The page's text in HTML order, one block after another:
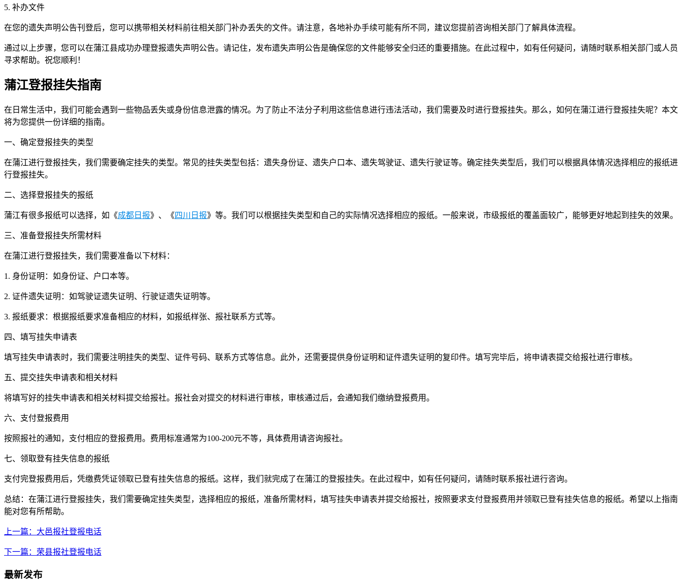
5. 补办文件
在您的遗失声明公告刊登后，您可以携带相关材料前往相关部门补办丢失的文件。请注意，各地补办手续可能有所不同，建议您提前咨询相关部门了解具体流程。
通过以上步骤，您可以在蒲江县成功办理登报遗失声明公告。请记住，发布遗失声明公告是确保您的文件能够安全归还的重要措施。在此过程中，如有任何疑问，请随时联系相关部门或人员
寻求帮助。祝您顺利！
蒲江登报挂失指南
在日常生活中，我们可能会遇到一些物品丢失或身份信息泄露的情况。为了防止不法分子利用这些信息进行违法活动，我们需要及时进行登报挂失。那么，如何在蒲江进行登报挂失呢？本文
将为您提供一份详细的指南。
一、确定登报挂失的类型
在蒲江进行登报挂失，我们需要确定挂失的类型。常见的挂失类型包括：遗失身份证、遗失户口本、遗失驾驶证、遗失行驶证等。确定挂失类型后，我们可以根据具体情况选择相应的报纸进
行登报挂失。
二、选择登报挂失的报纸
蒲江有很多报纸可以选择，如《成都日报》、《四川日报》等。我们可以根据挂失类型和自己的实际情况选择相应的报纸。一般来说，市级报纸的覆盖面较广，能够更好地起到挂失的效果。
三、准备登报挂失所需材料
在蒲江进行登报挂失，我们需要准备以下材料：
1. 身份证明：如身份证、户口本等。
2. 证件遗失证明：如驾驶证遗失证明、行驶证遗失证明等。
3. 报纸要求：根据报纸要求准备相应的材料，如报纸样张、报社联系方式等。
四、填写挂失申请表
填写挂失申请表时，我们需要注明挂失的类型、证件号码、联系方式等信息。此外，还需要提供身份证明和证件遗失证明的复印件。填写完毕后，将申请表提交给报社进行审核。
五、提交挂失申请表和相关材料
将填写好的挂失申请表和相关材料提交给报社。报社会对提交的材料进行审核，审核通过后，会通知我们缴纳登报费用。
六、支付登报费用
按照报社的通知，支付相应的登报费用。费用标准通常为100-200元不等，具体费用请咨询报社。
七、领取登有挂失信息的报纸
支付完登报费用后，凭缴费凭证领取已登有挂失信息的报纸。这样，我们就完成了在蒲江的登报挂失。在此过程中，如有任何疑问，请随时联系报社进行咨询。
总结：在蒲江进行登报挂失，我们需要确定挂失类型，选择相应的报纸，准备所需材料，填写挂失申请表并提交给报社，按照要求支付登报费用并领取已登有挂失信息的报纸。希望以上指南
能对您有所帮助。
上一篇：大邑报社登报电话
下一篇：荣县报社登报电话
最新发布